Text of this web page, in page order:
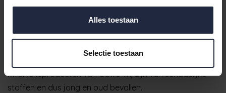
Alles toestaan
Selectie toestaan
douchematten worden gepresenteerd in een
onvergelijkbaar hoge kwaliteit. Veel van de eersteklas
producten van de fabrikant Cawö zijn gemaakt van het
kwaliteitsproducten van Cawö vrij zijn van schadelijke
stoffen en dus jong en oud bevallen.